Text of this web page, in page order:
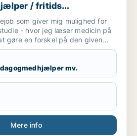
/ fritids
som giver mig mulighed for
- hvor jeg læser medicin på
gøre en forskel på den given
mv.
Mere info